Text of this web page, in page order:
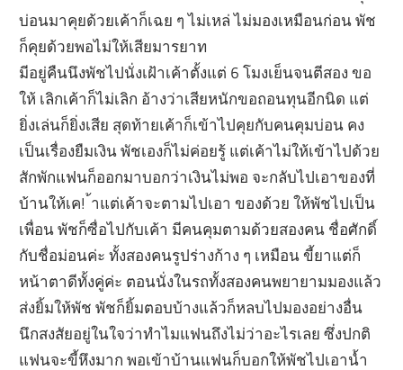
บ่อนมาคุยด้วยเค้าก็เฉย ๆ ไม่เหล่ ไม่มองเหมือนก่อน พัช
ก็คุยด้วยพอไม่ให้เสียมารยาท
มีอยู่คืนนึงพัชไปนั่งเฝ้าเค้าตั้งแต่ 6 โมงเย็นจนตีสอง ขอ
ให้ เลิกเค้าก็ไม่เลิก อ้างว่าเสียหนักขอถอนทุนอีกนิด แต่
ยิ่งเล่นก็ยิ่งเสีย สุดท้ายเค้าก็เข้าไปคุยกับคนคุมบ่อน คง
เป็นเรื่องยืมเงิน พัชเองก็ไม่ค่อยรู้ แต่เค้าไม่ให้เข้าไปด้วย
สักพักแฟนก็ออกมาบอกว่าเงินไม่พอ จะกลับไปเอาของที่
บ้านให้เค! ้าแต่เค้าจะตามไปเอา ของด้วย ให้พัชไปเป็น
เพื่อน พัชก็ซื่อไปกับเค้า มีคนคุมตามด้วยสองคน ชื่อศักดิ์
กับชื่อม่อนค่ะ ทั้งสองคนรูปร่างก้าง ๆ เหมือน ขี้ยาแต่ก็
หน้าตาดีทั้งคู่ค่ะ ตอนนั่งในรถทั้งสองคนพยายามมองแล้ว
ส่งยิ้มให้พัช พัชก็ยิ้มตอบบ้างแล้วก็หลบไปมองอย่างอื่น
นึกสงสัยอยู่ในใจว่าทำไมแฟนถึงไม่ว่าอะไรเลย ซึ่งปกติ
แฟนจะขี้หึงมาก พอเข้าบ้านแฟนก็บอกให้พัชไปเอาน้ำ